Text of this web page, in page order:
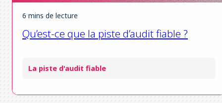
6 mins de lecture
Qu’est-ce que la piste d’audit fiable ?
La piste d'audit fiable